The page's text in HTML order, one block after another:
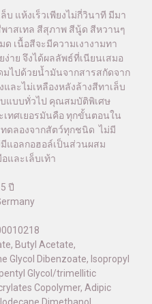
บ แห้งเร็วเพียงไม่กี่วินาที มีมา
าสเทล สีสุภาพ สีนู้ด สีหวานๆ
เนื้อสีจะมีความเงางามทา
ง่าย จึงได้ผลลัพธ์ที่เนียนเสมอ
ไปด้วยน้ำมันจากสารสกัดจาก
ละไม่เหลืองหลังล้างสีทาเล็บ
บแบบทั่วไป คุณสมบัติพิเศษ
เทศเยอรมันคือ ทุกขั้นตอนใน
ทดลองจากสัตว์ทุกชนิด ไม่มี
แอลกอฮอล์เป็นส่วนผสม
และเล็บเท้า
ปี
Butyl Acetate,
Glycol Dibenzoate, Isopropyl
Glycol/trimellitic
Copolymer, Adipic
Dimethanol